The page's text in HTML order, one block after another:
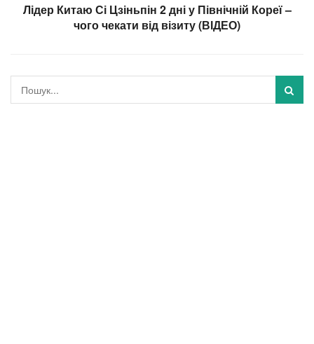
Лідер Китаю Сі Цзіньпін 2 дні у Північній Кореї –
чого чекати від візиту (ВІДЕО)